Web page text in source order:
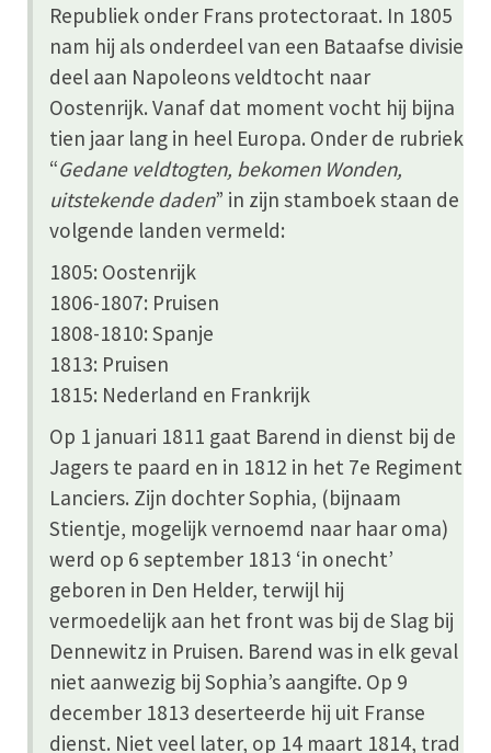
Republiek onder Frans protectoraat. In 1805
nam hij als onderdeel van een Bataafse divisie
deel aan Napoleons veldtocht naar
Oostenrijk. Vanaf dat moment vocht hij bijna
tien jaar lang in heel Europa. Onder de rubriek
“Gedane veldtogten, bekomen Wonden,
uitstekende daden” in zijn stamboek staan de
volgende landen vermeld:
1805: Oostenrijk
1806-1807: Pruisen
1808-1810: Spanje
1813: Pruisen
1815: Nederland en Frankrijk
Op 1 januari 1811 gaat Barend in dienst bij de
Jagers te paard en in 1812 in het 7e Regiment
Lanciers. Zijn dochter Sophia, (bijnaam
Stientje, mogelijk vernoemd naar haar oma)
werd op 6 september 1813 ‘in onecht’
geboren in Den Helder, terwijl hij
vermoedelijk aan het front was bij de Slag bij
Dennewitz in Pruisen. Barend was in elk geval
niet aanwezig bij Sophia’s aangifte. Op 9
december 1813 deserteerde hij uit Franse
dienst. Niet veel later, op 14 maart 1814, trad